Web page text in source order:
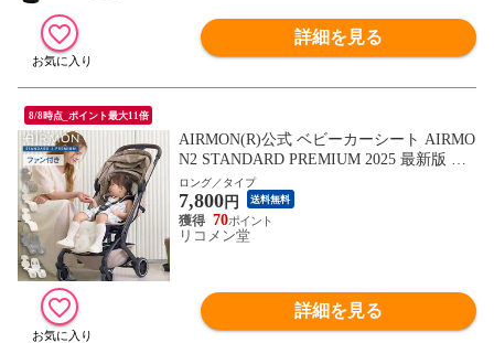
詳細を見る
8/8時点_ポイント最大11倍
AIRMON(R)公式 ベビーカーシート AIRMO
N2 STANDARD PREMIUM 2025 最新版 フ
ァン付き 冷却 夏 扇風機 暑さ対策 【送料
無料】
ロング／タイプ
7,800円 送料無料
70
リコメン堂
詳細を見る